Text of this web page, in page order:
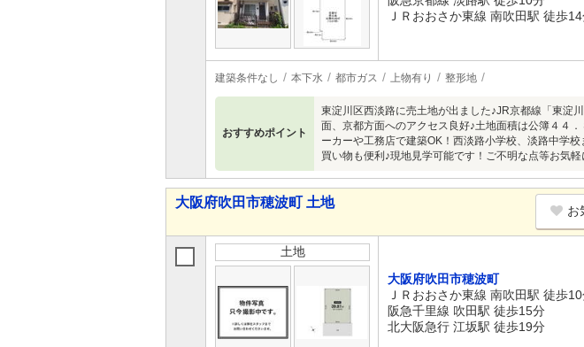
ＪＲおおさか東線 南吹田駅 徒歩
建築条件なし 本下水 都市ガス 上物有り 整形地
おすすめポイント
東淀川区西淡路に売土地が出ました♪JR京都線「東淀
面、京都方面へのアクセス良好♪土地面積は公簿４４
ーカーや工務店で建築OK！西淡路小学校、淡路中学
買い物も便利♪現地見学可能です！ご不明な点等お気軽
大阪府吹田市穂波町 土地
お
土地
大阪府吹田市穂波町
ＪＲおおさか東線 南吹田駅 徒歩
阪急千里線 吹田駅 徒歩15分
北大阪急行 江坂駅 徒歩19分